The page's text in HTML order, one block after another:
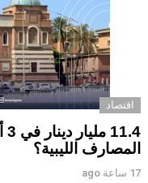
اقتصاد
المصارف الليبية؟
17 ساعة ago